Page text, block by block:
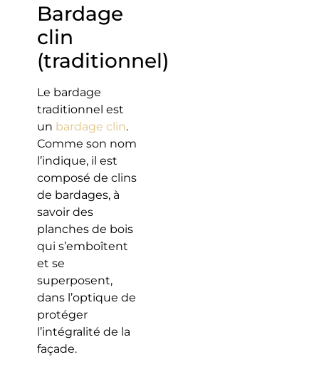
Bardage
clin
(traditionnel)
Le bardage
traditionnel est
un bardage clin.
Comme son nom
l’indique, il est
composé de clins
de bardages, à
savoir des
planches de bois
qui s’emboîtent
et se
superposent,
dans l’optique de
protéger
l’intégralité de la
façade.